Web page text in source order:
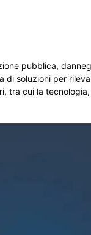
pubblica,
soluzioni per
tra cui la